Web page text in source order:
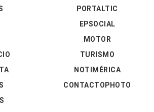
PORTALTIC
EPSOCIAL
MOTOR
TURISMO
NOTIMÉRICA
CONTACTOPHOTO